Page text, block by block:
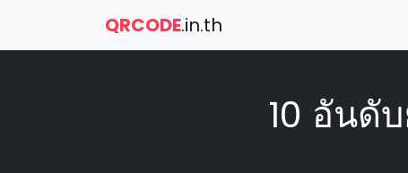
QRCODE.in.th
10 อันดั